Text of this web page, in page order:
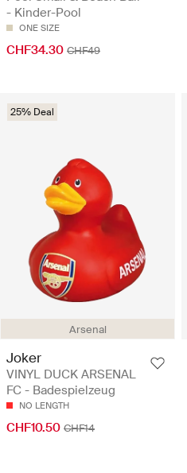
- Kinder-Pool
ONE SIZE
CHF34.30 CHF49
Arsenal
25% Deal
Joker
VINYL DUCK ARSENAL
FC - Badespielzeug
NO LENGTH
CHF10.50 CHF14